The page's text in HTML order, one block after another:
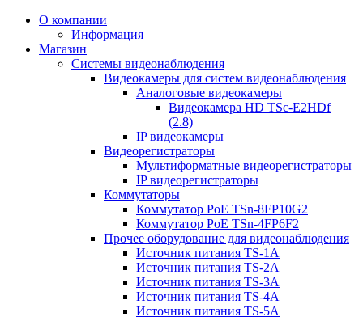
О компании
Информация
Магазин
Системы видеонаблюдения
Видеокамеры для систем видеонаблюдения
Аналоговые видеокамеры
Видеокамера HD TSc-E2HDf
(2.8)
IP видеокамеры
Видеорегистраторы
Мультиформатные видеорегистраторы
IP видеорегистраторы
Коммутаторы
Коммутатор PoE TSn-8FP10G2
Коммутатор PoE TSn-4FP6F2
Прочее оборудование для видеонаблюдения
Источник питания TS-1A
Источник питания TS-2A
Источник питания TS-3A
Источник питания TS-4A
Источник питания TS-5A